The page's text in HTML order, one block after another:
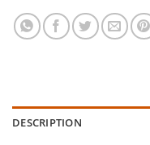
DESCRIPTION